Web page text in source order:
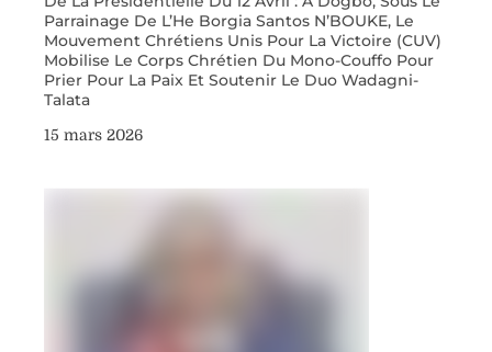
Parrainage De L’He Borgia Santos N’BOUKE, Le
Mouvement Chrétiens Unis Pour La Victoire (CUV)
Mobilise Le Corps Chrétien Du Mono-Couffo Pour
Prier Pour La Paix Et Soutenir Le Duo Wadagni-
Talata
15 mars 2026